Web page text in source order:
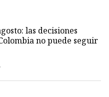
las decisiones
no puede seguir